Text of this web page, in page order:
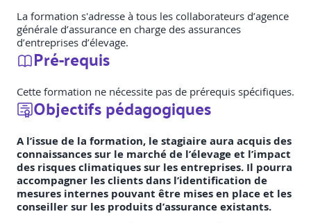
La formation s'adresse à tous les collaborateurs d’agence
générale d’assurance en charge des assurances
d’entreprises d’élevage.
Pré-requis
Cette formation ne nécessite pas de prérequis spécifiques.
Objectifs pédagogiques
A l’issue de la formation, le stagiaire aura acquis des
connaissances sur le marché de l’élevage et l’impact
des risques climatiques sur les entreprises. Il pourra
accompagner les clients dans l’identification de
mesures internes pouvant être mises en place et les
conseiller sur les produits d’assurance existants.